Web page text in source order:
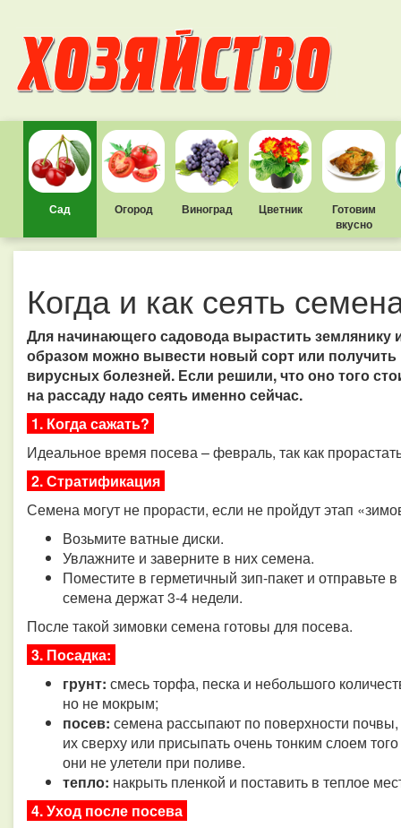
Сад Огород Виноград Цветник
Готовим
вкусно
Когда и как сеять
Для начинающего садовода вырастить землянику
образом можно вывести новый сорт или получить
вирусных болезней. Если решили, что оно того
на рассаду надо сеять именно сейчас.
1. Когда сажать?
Идеальное время посева – февраль, так как
2. Стратификация
Семена могут не прорасти, если не пройдут этап
Возьмите ватные диски.
Увлажните и заверните в них семена.
Поместите в герметичный зип-пакет и отправьте
семена держат 3-4 недели.
После такой зимовки семена готовы для посева.
3. Посадка:
грунт: смесь торфа, песка и небольшого
но не мокрым;
посев: семена рассыпают по поверхности
их сверху или присыпать очень тонким слоем
они не улетели при поливе.
тепло: накрыть пленкой и поставить в теплое
4. Уход после посева